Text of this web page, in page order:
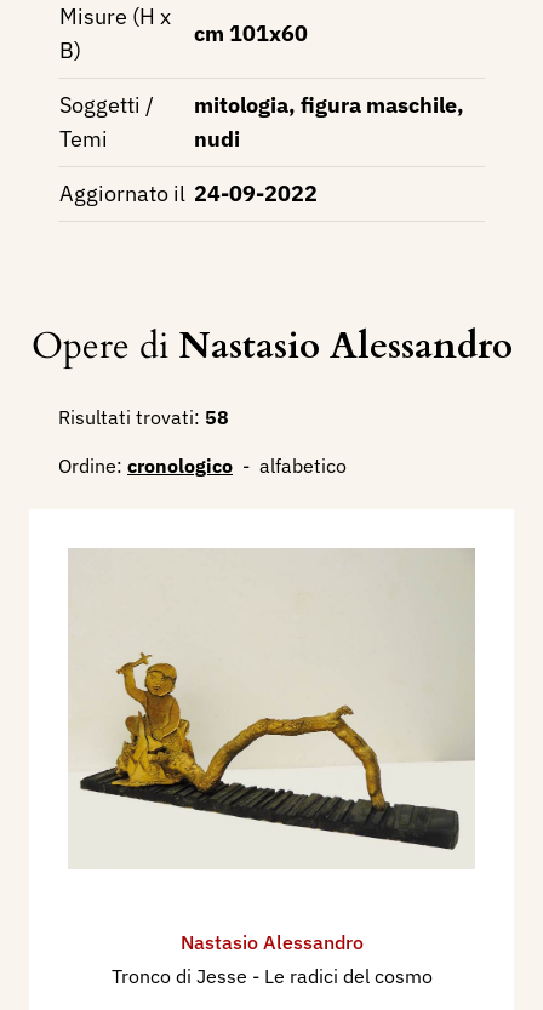
Misure (H x
B)
cm 101x60
Soggetti /
Temi
mitologia, figura maschile,
nudi
Aggiornato il 24-09-2022
Opere di Nastasio Alessandro
Risultati trovati: 58
Ordine: cronologico - alfabetico
Nastasio Alessandro
Tronco di Jesse - Le radici del cosmo